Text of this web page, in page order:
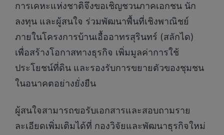
การเคหะแห่งชาติจึงขอเชิญชวนภาคเอกชน นัก
ลงทุน และผู้สนใจ ร่วมพัฒนาพื้นที่เชิงพาณิชย์
ภายในโครงการบ้านเอื้ออาทรสุรินทร์ (สลักได)
เพื่อสร้างโอกาสทางธุรกิจ เพิ่มมูลค่าการใช้
ประโยชน์ที่ดิน และรองรับการขยายตัวของชุมชน
ในอนาคตอย่างยั่งยืน
ผู้สนใจสามารถขอรับเอกสารและสอบถามราย
ละเอียดเพิ่มเติมได้ที่ กองวิจัยและพัฒนาธุรกิจใหม่